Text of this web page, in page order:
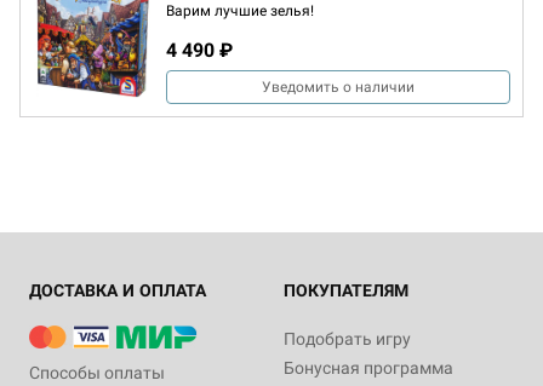
Варим лучшие зелья!
4 490 ₽
Уведомить о наличии
ДОСТАВКА И ОПЛАТА
Способы оплаты
ПОКУПАТЕЛЯМ
Подобрать игру
Бонусная программа